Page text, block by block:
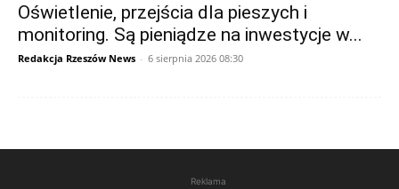
Oświetlenie, przejścia dla pieszych i
monitoring. Są pieniądze na inwestycje w...
Redakcja Rzeszów News - 6 sierpnia 2026 08:30
Reklama